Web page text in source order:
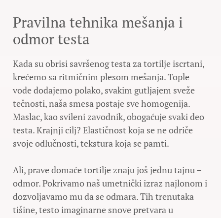
Pravilna tehnika mešanja i
odmor testa
Kada su obrisi savršenog testa za tortilje iscrtani,
krećemo sa ritmičnim plesom mešanja. Tople
vode dodajemo polako, svakim gutljajem sveže
tečnosti, naša smesa postaje sve homogenija.
Maslac, kao svileni zavodnik, obogaćuje svaki deo
testa. Krajnji cilj? Elastičnost koja se ne odriče
svoje odlučnosti, tekstura koja se pamti.
Ali, prave domaće tortilje znaju još jednu tajnu –
odmor. Pokrivamo naš umetnički izraz najlonom i
dozvoljavamo mu da se odmara. Tih trenutaka
tišine, testo imaginarne snove pretvara u